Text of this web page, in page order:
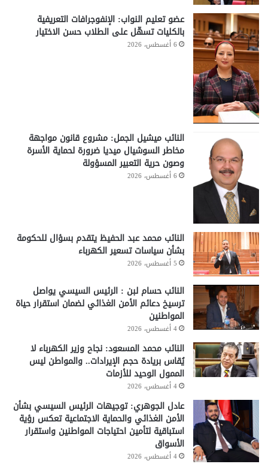
عضو تعليم النواب: الإنفوجرافات التعريفية
بالكليات تسهّل على الطلاب حسن الاختيار
6 أغسطس، 2026
النائب ميشيل الجمل: مشروع قانون مواجهة
مخاطر السوشيال ميديا ضرورة لحماية الأسرة
وصون حرية التعبير المسؤولة
6 أغسطس، 2026
النائب محمد عبد الحفيظ يتقدم بسؤال للحكومة
بشأن سياسات تسعير الكهرباء
5 أغسطس، 2026
النائب حسام لبن : الرئيس السيسي يواصل
ترسيخ دعائم الأمن الغذائي لضمان استقرار حياة
المواطنين
4 أغسطس، 2026
النائب محمد المسعود: نجاح وزير الكهرباء لا
يُقاس بريادة حجم الإيرادات.. والمواطن ليس
الممول الوحيد للأزمات
4 أغسطس، 2026
عادل الجوهري: توجيهات الرئيس السيسي بشأن
الأمن الغذائي والحماية الاجتماعية تعكس رؤية
استباقية لتأمين احتياجات المواطنين واستقرار
الأسواق
4 أغسطس، 2026